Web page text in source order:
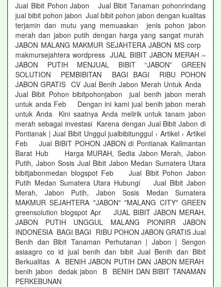
Jual Bibit Pohon Jabon Jual Bibit Tanaman pohonrindang
jual bibit pohon jabon Jual bibit pohon jabon dengan kualitas
terjamin dan mutu yang memuaskan jenis pohon jabon
merah dan jabon putih dengan harga yang sangat murah
JABON MALANG MAKMUR SEJAHTERA JABON MS corp
makmursejahtera wordpress JUAL BIBIT JABON MERAH –
JABON PUTIH MENJUAL BIBIT “JABON” GREEN
SOLUTION PEMBIBITAN BAGI BAGI RIBU POHON
JABON GRATIS CV Jual Benih Jabon Merah Untuk Anda
Jual Bibit Pohon bibitpohonjabon jual benih jabon merah
untuk anda Feb Dengan ini kami jual benih jabon merah
untuk Anda Kini saatnya Anda melirik untuk tanam jabon
merah sebagai investasi Karena dengan Jual Bibit Jabon di
Pontianak | Jual Bibit Unggul jualbibitunggul › Artikel › Artikel
Feb Jual BIBIT POHON JABON di Pontianak Kalimantan
Barat Hub Harga MURAH, Sedia Jabon Merah, Jabon
Putih, Jabon Sosis Jual Bibit Jabon Medan Sumatera Utara
bibitjabonmedan blogspot Feb Jual Bibit Pohon Jabon
Putih Medan Sumatera Utara Hubungi Jual Bibit Jabon
Merah, Jabon Putih, Jabon Sosis Medan Sumatera
MAKMUR SEJAHTERA "JABON" "MALANG CITY" GREEN
greensolution blogspot Apr JUAL BIBIT JABON MERAH,
JABON PUTIH UNGGUL MALANG PIONIRR JABON
INDONESIA BAGI BAGI RIBU POHON JABON GRATIS Jual
Benih dan Bibit Tanaman Perhutanan | Jabon | Sengon
asiaagro co id jual benih dan bibit Jual Benih dan Bibit
Berkualitas A BENIH JABON PUTIH DAN JABON MERAH
benih jabon dedak jabon B BENIH DAN BIBIT TANAMAN
PERKEBUNAN